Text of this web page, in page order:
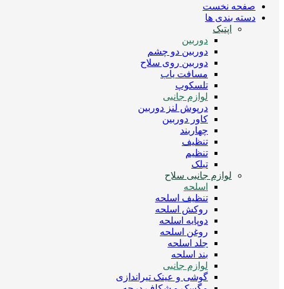
صفحه نخست
دسته بندی ها
اپتیک
دوربین
دوربین دو چشم
دوربین روی سلاح
مسافت یاب
تلسکوپ
لوازم جانبی
درپوش لنز دوربین
کاور دوربین
چهاربند
تنظیف
تنظیم
تبلک
لوازم جانبی سلاح
اسلحه
تنظیف اسلحه
روکش اسلحه
دوپایه اسلحه
روغن اسلحه
جلد اسلحه
بند اسلحه
لوازم جانبی
گوشی و عینک تیراندازی